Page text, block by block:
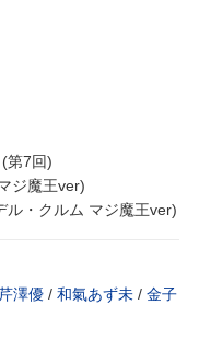
第7回)
ジ魔王ver)
ル・クルム マジ魔王ver)
澤優 / 和氣あず未 / 金子